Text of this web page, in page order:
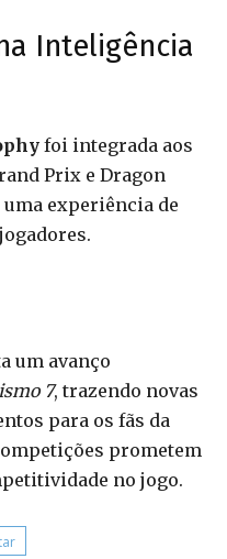
Inteligência
foi integrada aos
Prix e Dragon
experiência de
um avanço
7, trazendo novas
para os fãs da
prometem
no jogo.